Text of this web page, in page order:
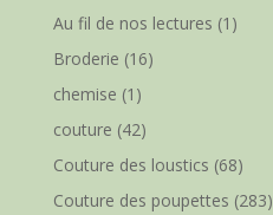
Au fil de nos lectures (1)
Broderie (16)
chemise (1)
couture (42)
Couture des loustics (68)
Couture des poupettes (283)